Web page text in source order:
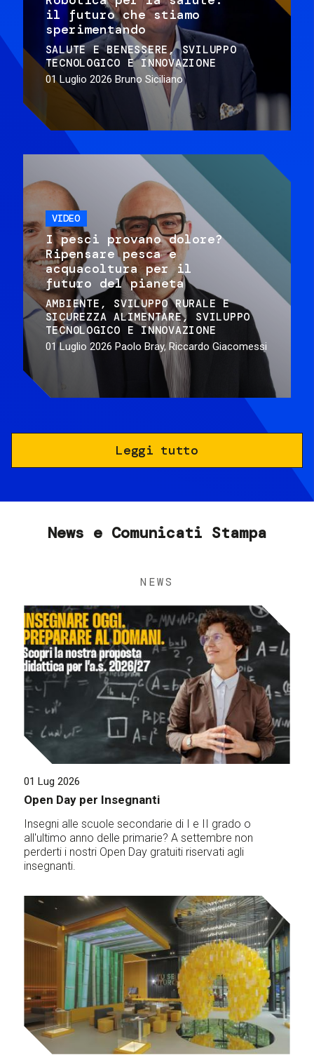
il futuro che stiamo
sperimentando
SALUTE E BENESSERE
SVILUPPO
TECNOLOGICO E INNOVAZIONE
01 Luglio 2026 Bruno Siciliano
VIDEO
I pesci provano dolore?
Ripensare pesca e
acquacoltura per il
futuro del pianeta
AMBIENTE
SVILUPPO RURALE E
SICUREZZA ALIMENTARE
SVILUPPO
TECNOLOGICO E INNOVAZIONE
01 Luglio 2026 Paolo Bray, Riccardo Giacomessi
Leggi tutto
News e Comunicati Stampa
NEWS
01 Lug 2026
Open Day per Insegnanti
Insegni alle scuole secondarie di I e II grado o
all'ultimo anno delle primarie? A settembre non
perderti i nostri Open Day gratuiti riservati agli
insegnanti.